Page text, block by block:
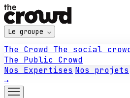
Le groupe
The Crowd The social
The Public Crowd
Nos Expertises Nos projets
→